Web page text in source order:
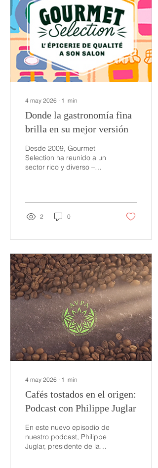
4 may 2026 ∙ 1 min
Donde la gastronomía fina
brilla en su mejor versión
Desde 2009, Gourmet
Selection ha reunido a un
sector rico y diverso –
para presentar la mayor
vitrina de productos
gourmet. Como feria
de calidad, Gourmet
Selection es el evento
imprescindible para
explorar las tendencias de
hoy y del mañana, tanto a
nivel local como
internacional. Durante dos
días, más de 300
expositores y 5.300
visitantes profesionales se
reúnen para establecer
contactos,...
2 0
4 may 2026 ∙ 1 min
Cafés tostados en el origen:
Podcast con Philippe Juglar
En este nuevo episodio de
nuestro podcast, Philippe
Juglar, presidente de la